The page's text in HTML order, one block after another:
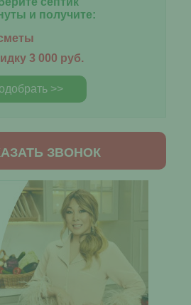
и получите:
3 000 руб.
>>
ЗВОНОК